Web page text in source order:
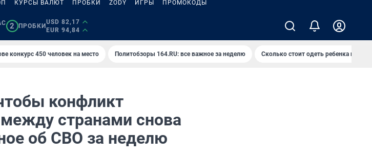
КУРСЫ ВАЛЮТ ПРОБКИ ZODY ИГРЫ ПРОМОКОДЫ
2 ПРОБКИ
USD 82,17
EUR 94,84
конкурс 450 человек на место Политобзоры 164.RU: все важное за неделю Сколько стоит одеть ребенка на
конфликт
странами снова
об СВО за неделю